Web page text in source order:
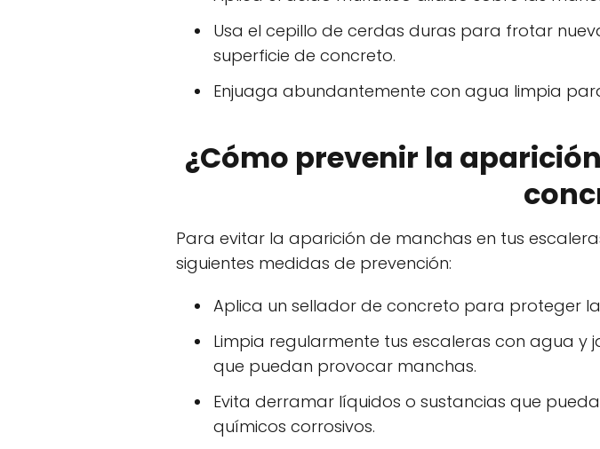
Usa el cepillo de cerdas duras para frotar
superficie de concreto.
Enjuaga abundantemente con agua limpia
¿Cómo prevenir la
Para evitar la aparición de manchas en tus
siguientes medidas de prevención:
Aplica un sellador de concreto para proteger
Limpia regularmente tus escaleras con agua y
que puedan provocar manchas.
Evita derramar líquidos o sustancias que
químicos corrosivos.